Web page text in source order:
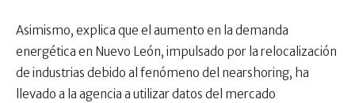
Asimismo, explica que el aumento en la demanda
energética en Nuevo León, impulsado por la relocalización
de industrias debido al fenómeno del nearshoring, ha
llevado a la agencia a utilizar datos del mercado